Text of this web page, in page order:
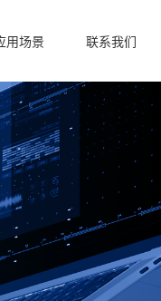
用场景 联系我们